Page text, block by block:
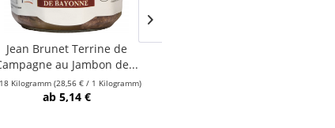
Jean Brunet Terrine de
au Jambon de...
Kilogramm (28,56 € / 1 Kilogramm)
ab 5,14 €